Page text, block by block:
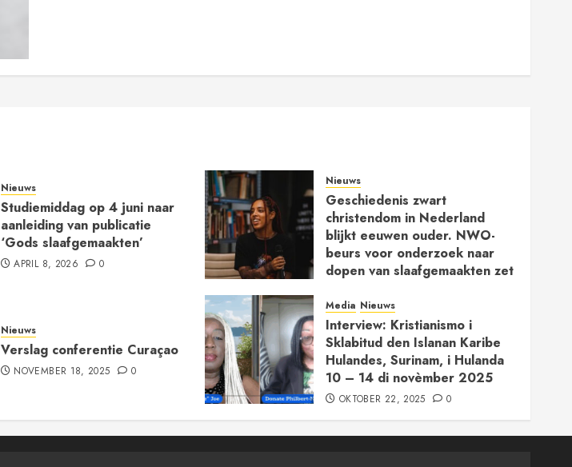
Nieuws
Studiemiddag op 4 juni naar
aanleiding van publicatie
‘Gods slaafgemaakten’
APRIL 8, 2026 0
Nieuws
Geschiedenis zwart
christendom in Nederland
blijkt eeuwen ouder. NWO-
beurs voor onderzoek naar
dopen van slaafgemaakten zet
de kaart
JANUARI 30, 2026 0
Nieuws
Verslag conferentie Curaçao
NOVEMBER 18, 2025 0
Media Nieuws
Interview: Kristianismo i
Sklabitud den Islanan Karibe
Hulandes, Surinam, i Hulanda
10 – 14 di novèmber 2025
OKTOBER 22, 2025 0